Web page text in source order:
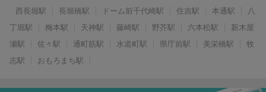
西長堀駅
長堀橋駅 ドーム前千代崎駅 住吉駅 本通駅
八
丁堀駅
梅本駅 天神駅 藤崎駅 野芥駅 六本松駅
新木屋
瀬駅
佐々駅 通町筋駅 水道町駅 県庁前駅 美栄橋駅
牧
志駅
おもろまち駅